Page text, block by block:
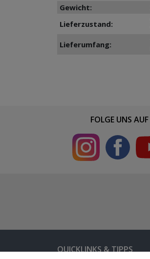
Gewicht:
Lieferzustand:
Lieferumfang:
FOLGE UNS AUF
QUICKLINKS & TIPPS